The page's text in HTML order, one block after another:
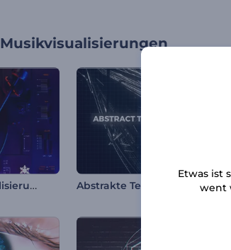
Musikvisualisierungen
Plattenteller Musikvisualisierung
Etwas ist
went